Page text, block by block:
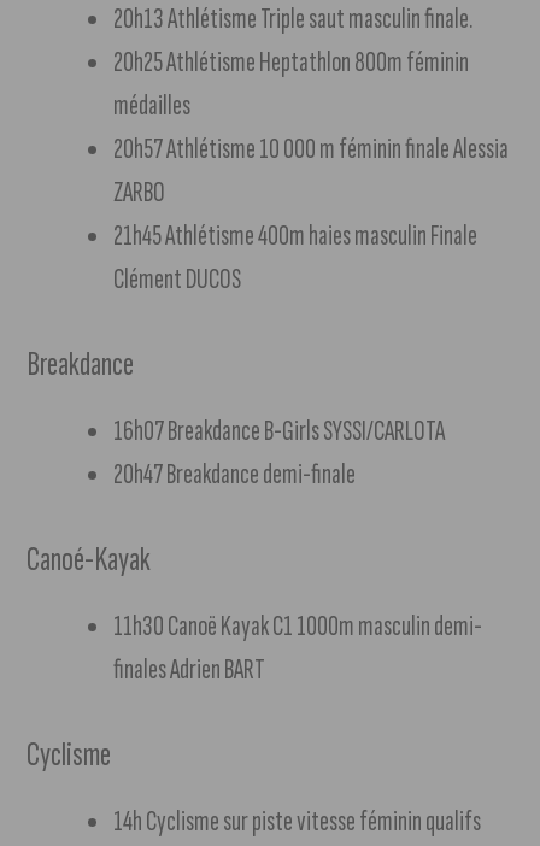
20h13 Athlétisme Triple saut masculin finale.
20h25 Athlétisme Heptathlon 800m féminin
médailles
20h57 Athlétisme 10 000 m féminin finale Alessia
ZARBO
21h45 Athlétisme 400m haies masculin Finale
Clément DUCOS
Breakdance
16h07 Breakdance B-Girls SYSSI/CARLOTA
20h47 Breakdance demi-finale
Canoé-Kayak
11h30 Canoë Kayak C1 1000m masculin demi-
finales Adrien BART
Cyclisme
14h Cyclisme sur piste vitesse féminin qualifs